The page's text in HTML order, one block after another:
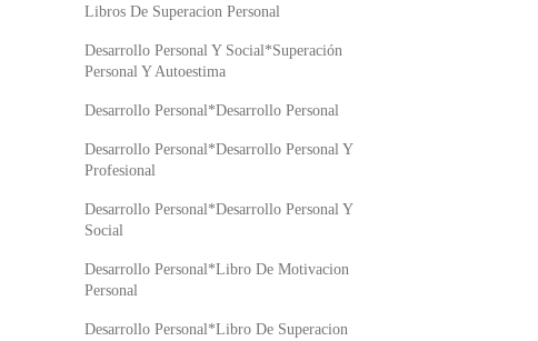
Libros De Superacion Personal
Desarrollo Personal Y Social*Superación
Personal Y Autoestima
Desarrollo Personal*Desarrollo Personal
Desarrollo Personal*Desarrollo Personal Y
Profesional
Desarrollo Personal*Desarrollo Personal Y
Social
Desarrollo Personal*Libro De Motivacion
Personal
Desarrollo Personal*Libro De Superacion